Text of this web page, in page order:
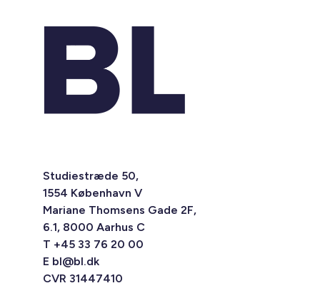
Studiestræde 50,
1554 København V
Mariane Thomsens Gade 2F,
6.1, 8000 Aarhus C
T +45 33 76 20 00
E bl@bl.dk
CVR 31447410